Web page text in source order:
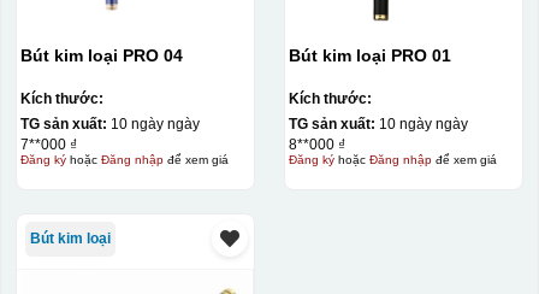
Bút kim loại PRO 04
Kích thước:
TG sản xuất: 10 ngày ngày
7**000 ₫
Đăng kýhoặc Đăng nhậpđể xem giá
Bút kim loại PRO 01
Kích thước:
TG sản xuất: 10 ngày ngày
8**000 ₫
Đăng kýhoặc Đăng nhậpđể xem giá
Bút kim loại